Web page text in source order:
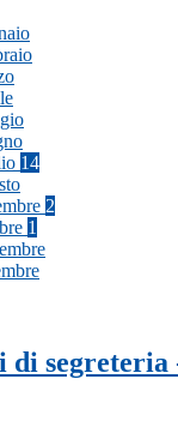
14
2
1
di segreteria